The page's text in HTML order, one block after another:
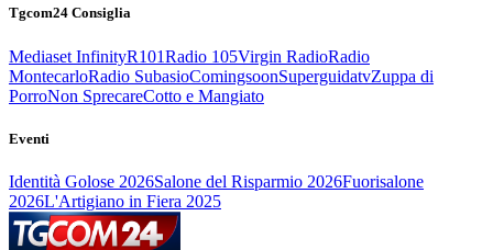
Tgcom24 Consiglia
Mediaset InfinityR101Radio 105Virgin RadioRadio
MontecarloRadio SubasioComingsoonSuperguidatvZuppa di
PorroNon SprecareCotto e Mangiato
Eventi
Identità Golose 2026Salone del Risparmio 2026Fuorisalone
2026L'Artigiano in Fiera 2025